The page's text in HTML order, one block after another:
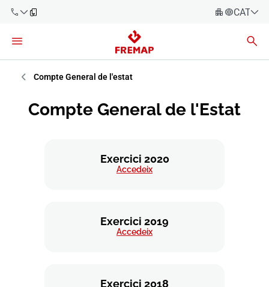
900 61 00
61
+34 91
919 61 61
CATALÀ
Español
Compte General de l'estat
Compte General de l'Estat
Exercici 2020
Accedeix
Exercici 2019
Accedeix
Exercici 2018